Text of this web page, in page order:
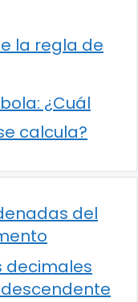
la regla de
¿Cuál
calcula?
del
decimales